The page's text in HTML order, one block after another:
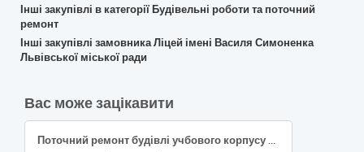
Інші закупівлі в категорії Будівельні роботи та поточний
ремонт
Інші закупівлі замовника Ліцей імені Василя Симоненка
Львівської міської ради
Вас може зацікавити
Поточний ремонт будівлі учбового корпусу №3 НТУ "Дніпровська політехніка" за адресою: просп. Дмитра Яворницького, буд.19, м.Дніпро